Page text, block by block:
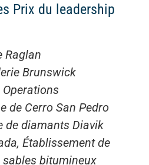
Prix du leadership
Raglan
Brunswick
Operations
de Cerro San Pedro
de diamants Diavik
Établissement de
bitumineux